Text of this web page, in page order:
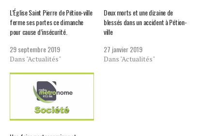
L’Église Saint Pierre de Pétion-ville
ferme ses portes ce dimanche
pour cause d’insécurité.
29 septembre 2019
Dans "Actualités"
Deux morts et une dizaine de
blessés dans un accident à Pétion-
ville
27 janvier 2019
Dans "Actualités"